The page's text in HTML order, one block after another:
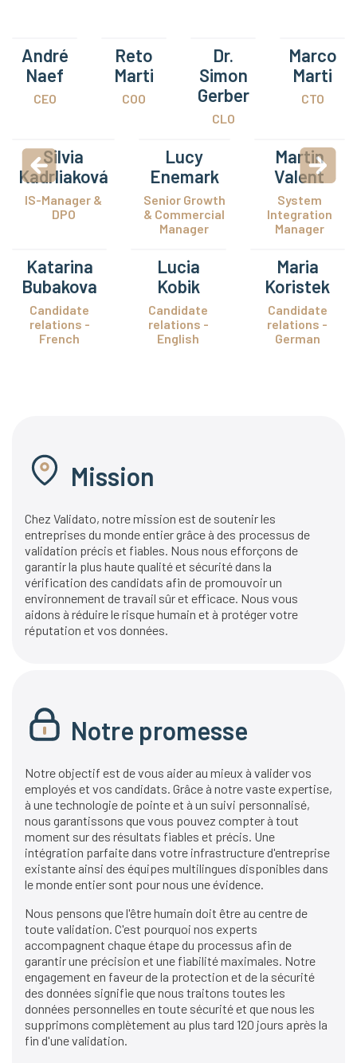
André
Naef
CEO
Reto
Marti
COO
Dr.
Simon
Gerber
CLO
Marco
Marti
CTO
Silvia
Kadrliaková
IS-Manager &
DPO
Lucy
Enemark
Senior Growth
& Commercial
Manager
Martin
Valent
System
Integration
Manager
Katarina
Bubakova
Candidate
relations -
French
Lucia
Kobik
Candidate
relations -
English
Maria
Koristek
Candidate
relations -
German
Mission
Chez Validato, notre mission est de soutenir les
entreprises du monde entier grâce à des processus de
validation précis et fiables. Nous nous efforçons de
garantir la plus haute qualité et sécurité dans la
vérification des candidats afin de promouvoir un
environnement de travail sûr et efficace. Nous vous
aidons à réduire le risque humain et à protéger votre
réputation et vos données.
Notre promesse
Notre objectif est de vous aider au mieux à valider vos
employés et vos candidats. Grâce à notre vaste expertise,
à une technologie de pointe et à un suivi personnalisé,
nous garantissons que vous pouvez compter à tout
moment sur des résultats fiables et précis. Une
intégration parfaite dans votre infrastructure d'entreprise
existante ainsi des équipes multilingues disponibles dans
le monde entier sont pour nous une évidence.
Nous pensons que l'être humain doit être au centre de
toute validation. C'est pourquoi nos experts
accompagnent chaque étape du processus afin de
garantir une précision et une fiabilité maximales. Notre
engagement en faveur de la protection et de la sécurité
des données signifie que nous traitons toutes les
données personnelles en toute sécurité et que nous les
supprimons complètement au plus tard 120 jours après la
fin d'une validation.